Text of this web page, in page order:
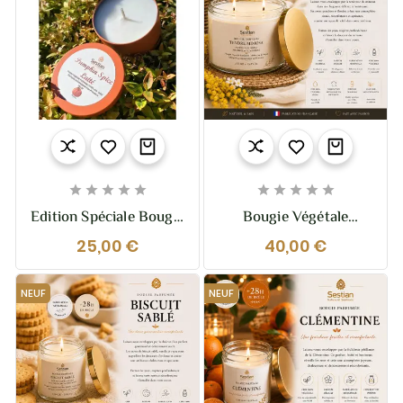
    
Edition Spéciale Bougie
Naturelle Parfumée
Pumpkin Spice Latté
25,00 €
    
Bougie Végétale
Parfumée Tendre
Mimosa XL – 370g – 2
Mèches
40,00 €
NEUF NEUF